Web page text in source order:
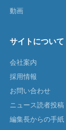
動画
サイトについて
会社案内
採用情報
お問い合わせ
ニュース読者投稿
編集長からの手紙